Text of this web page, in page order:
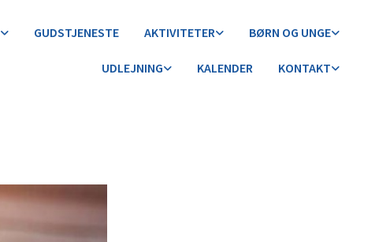
GUDSTJENESTE AKTIVITETER BØRN OG UNGE
UDLEJNING KALENDER KONTAKT